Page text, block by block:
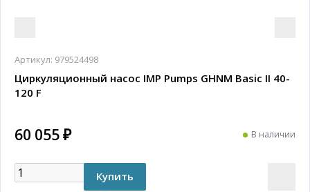
Артикул: 979524498
Циркуляционный насос IMP Pumps GHNM Basic II 40-
120 F
60 055 ₽ В наличии